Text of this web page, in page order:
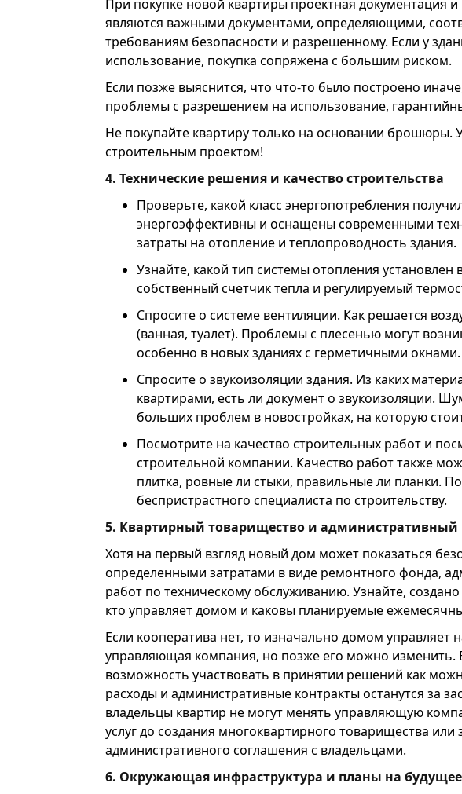
При покупке новой квартиры проектная документация
являются важными документами, определяющими,
требованиям безопасности и разрешенному. Если у
использование, покупка сопряжена с большим риском.
Если позже выяснится, что что-то было построено
проблемы с разрешением на использование,
Не покупайте квартиру только на основании брошюры.
строительным проектом!
4. Технические решения и качество строительства
Проверьте, какой класс энергопотребления
энергоэффективны и оснащены современными
затраты на отопление и теплопроводность здания.
Узнайте, какой тип системы отопления установлен
собственный счетчик тепла и регулируемый
Спросите о системе вентиляции. Как решается
(ванная, туалет). Проблемы с плесенью могут
особенно в новых зданиях с герметичными окнами.
Спросите о звукоизоляции здания. Из каких
квартирами, есть ли документ о звукоизоляции.
больших проблем в новостройках, на которую
Посмотрите на качество строительных работ и
строительной компании. Качество работ также
плитка, ровные ли стыки, правильные ли планки.
беспристрастного специалиста по строительству.
5. Квартирный товарищество и административный
Хотя на первый взгляд новый дом может показаться
определенными затратами в виде ремонтного фонда,
работ по техническому обслуживанию. Узнайте,
кто управляет домом и каковы планируемые
Если кооператива нет, то изначально домом управляет
управляющая компания, но позже его можно изменить.
возможность участвовать в принятии решений как
расходы и административные контракты останутся за
владельцы квартир не могут менять управляющую
услуг до создания многоквартирного товарищества
административного соглашения с владельцами.
6. Окружающая инфраструктура и планы на будущее